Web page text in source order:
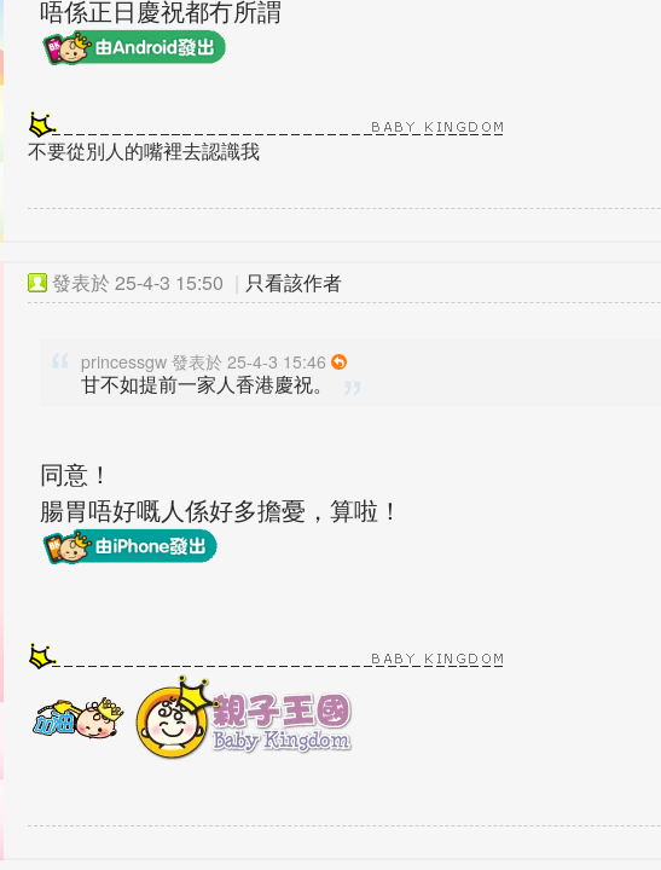
唔係正日慶祝都冇所謂
不要從別人的嘴裡去認識我
發表於 25-4-3 15:50 | 只看該作者
princessgw 發表於 25-4-3 15:46
甘不如提前一家人香港慶祝。
同意！
腸胃唔好嘅人係好多擔憂，算啦！